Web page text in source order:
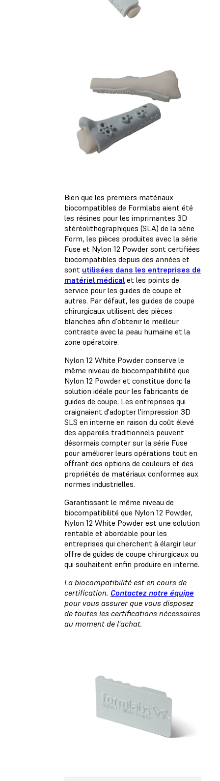
Bien que les premiers matériaux
biocompatibles de Formlabs aient été
les résines pour les imprimantes 3D
stéréolithographiques (SLA) de la série
Form, les pièces produites avec la série
Fuse et Nylon 12 Powder sont certifiées
biocompatibles depuis des années et
sont utilisées dans les entreprises de
matériel médical et les points de
service pour les guides de coupe et
autres. Par défaut, les guides de coupe
chirurgicaux utilisent des pièces
blanches afin d'obtenir le meilleur
contraste avec la peau humaine et la
zone opératoire.
Nylon 12 White Powder conserve le
même niveau de biocompatibilité que
Nylon 12 Powder et constitue donc la
solution idéale pour les fabricants de
guides de coupe. Les entreprises qui
craignaient d'adopter l'impression 3D
SLS en interne en raison du coût élevé
des appareils traditionnels peuvent
désormais compter sur la série Fuse
pour améliorer leurs opérations tout en
offrant des options de couleurs et des
propriétés de matériaux conformes aux
normes industrielles.
Garantissant le même niveau de
biocompatibilité que Nylon 12 Powder,
Nylon 12 White Powder est une solution
rentable et abordable pour les
entreprises qui cherchent à élargir leur
offre de guides de coupe chirurgicaux ou
qui souhaitent enfin produire en interne.
La biocompatibilité est en cours de
certification. Contactez notre équipe
pour vous assurer que vous disposez
de toutes les certifications nécessaires
au moment de l'achat.